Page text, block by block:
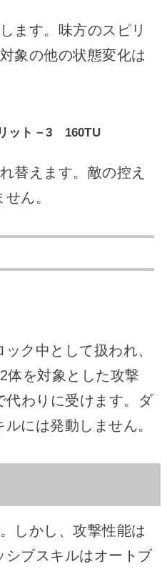
ます。味方のスピリ
象の他の状態変化は
ット－3 160TU
替えます。敵の控え
ん。
ク中として扱われ、
体を対象とした攻撃
代わりに受けます。ダ
には発動しません。
しかし、攻撃性能は
シブスキルはオートブ